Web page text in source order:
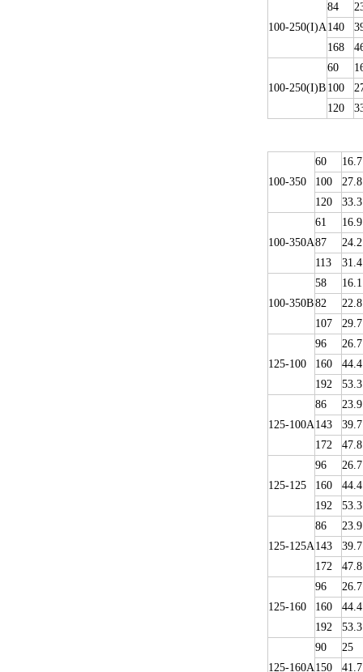
100-250(I)A
84
140
168
100-250(I)B
60
100
120
100-350
60
16.7
100
27.8
120
33.3
100-350A
61
16.9
87
24.2
113
31.4
100-350B
58
16.1
82
22.8
107
29.7
125-100
96
26.7
160
44.4
192
53.3
125-100A
86
23.9
143
39.7
172
47.8
125-125
96
26.7
160
44.4
192
53.3
125-125A
86
23.9
143
39.7
172
47.8
125-160
96
26.7
160
44.4
192
53.3
125-160A
90
25
150
41.7